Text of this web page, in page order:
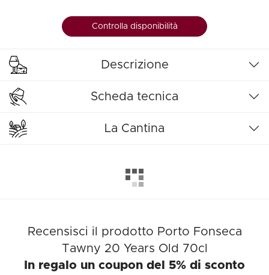
Controlla disponibilità
Descrizione
Scheda tecnica
La Cantina
Recensisci il prodotto Porto Fonseca
Tawny 20 Years Old 70cl
In regalo un coupon del 5% di sconto